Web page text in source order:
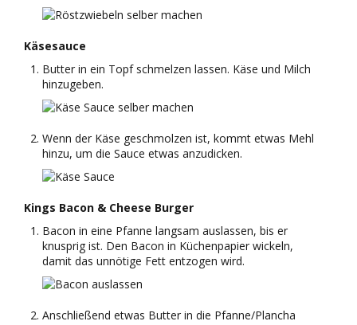
Käsesauce
Butter in ein Topf schmelzen lassen. Käse und Milch
hinzugeben.
Wenn der Käse geschmolzen ist, kommt etwas Mehl
hinzu, um die Sauce etwas anzudicken.
Kings Bacon & Cheese Burger
Bacon in eine Pfanne langsam auslassen, bis er
knusprig ist. Den Bacon in Küchenpapier wickeln,
damit das unnötige Fett entzogen wird.
Anschließend etwas Butter in die Pfanne/Plancha